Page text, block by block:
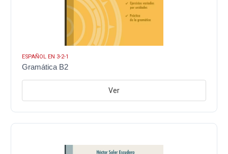
ESPAÑOL EN 3-2-1
Gramática B2
Ver